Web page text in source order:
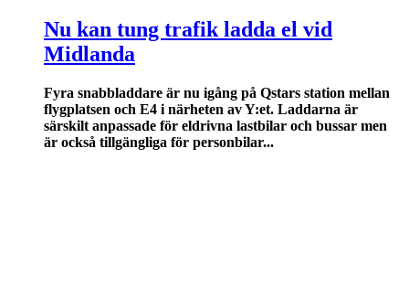
Nu kan tung trafik ladda el vid
Midlanda
Fyra snabbladdare är nu igång på Qstars station mellan
flygplatsen och E4 i närheten av Y:et. Laddarna är
särskilt anpassade för eldrivna lastbilar och bussar men
är också tillgängliga för personbilar...